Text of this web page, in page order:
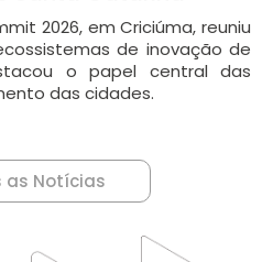
2026, em Criciúma, reuniu
de inovação de
o papel central das
das cidades.
as Notícias